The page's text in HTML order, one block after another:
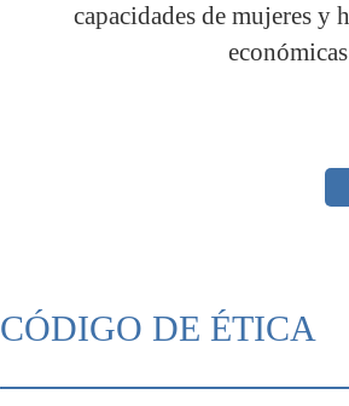
capacidades de mujeres y
CÓDIGO DE ÉTICA